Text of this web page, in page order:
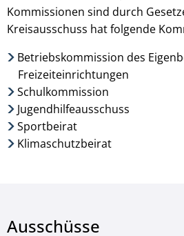
Kommissionen sind durch
Kreisausschuss hat folgende
Betriebskommission des
Freizeiteinrichtungen
Schulkommission
Jugendhilfeausschuss
Sportbeirat
Klimaschutzbeirat
Ausschüsse